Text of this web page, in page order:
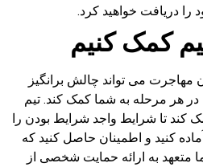
دریافت خواهید کرد.
کمک کنیم
مهاجرت می تواند چالش برانگیز
در هر مرحله به شما کمک کند. تیم
کند تا شرایط واجد شرایط بودن را
کنید و اطمینان حاصل کنید که
متعهد به ارائه حمایت شخصی از